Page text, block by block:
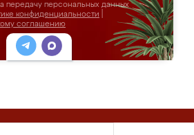
передачу персональных данных
конфиденциальности
соглашению